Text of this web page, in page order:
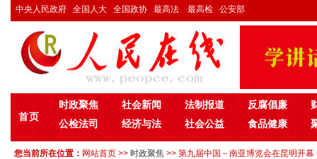
中央人民政府 全国人大 全国政协 最高法 最高检 公安部
首页
时政聚焦 社会新闻 法制报道 反腐倡廉
公检法司
经济与法 社会公益 食品健康
您当前所在位置： 网站首页 >> 时政聚焦 >> 第九届中国－南亚博览会在昆明开幕